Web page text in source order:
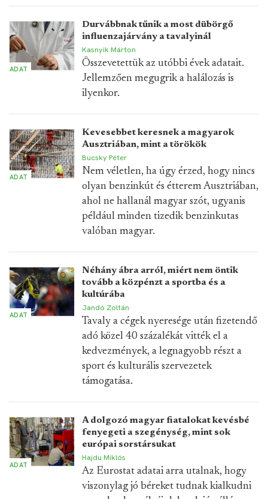
ADAT
Durvábbnak tűnik a most dübörgő
influenzajárvány a tavalyinál
Kasnyik Márton
Összevetettük az utóbbi évek adatait.
Jellemzően megugrik a halálozás is
ilyenkor.
ADAT
Kevesebbet keresnek a magyarok
Ausztriában, mint a törökök
Bucsky Péter
Nem véletlen, ha úgy érzed, hogy nincs
olyan benzinkút és étterem Ausztriában,
ahol ne hallanál magyar szót, ugyanis
például minden tizedik benzinkutas
valóban magyar.
ADAT
Néhány ábra arról, miért nem öntik
tovább a közpénzt a sportba és a
kultúrába
Jandó Zoltán
Tavaly a cégek nyeresége után fizetendő
adó közel 40 százalékát vitték el a
kedvezmények, a legnagyobb részt a
sport és kulturális szervezetek
támogatása.
ADAT
A dolgozó magyar fiatalokat kevésbé
fenyegeti a szegénység, mint sok
európai sorstársukat
Hajdu Miklós
Az Eurostat adatai arra utalnak, hogy
viszonylag jó béreket tudnak kialkudni